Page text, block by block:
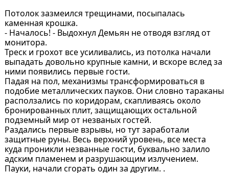
Потолок зазмеился трещинами, посыпалась
каменная крошка.
- Началось! - Выдохнул Демьян не отводя взгляд от
монитора.
Треск и грохот все усиливались, из потолка начали
выпадать довольно крупные камни, и вскоре вслед за
ними появились первые гости.
Падая на пол, механизмы трансформироваться в
подобие металлических пауков. Они словно тараканы
расползались по коридорам, скапливаясь около
бронированных плит, защищающих остальной
подземный мир от незваных гостей.
Раздались первые взрывы, но тут заработали
защитные руны. Весь верхний уровень, все места
куда проникли незванные гости, буквально залило
адским пламенем и разрушающим излучением.
Пауки, начали сгорать один за другим. .